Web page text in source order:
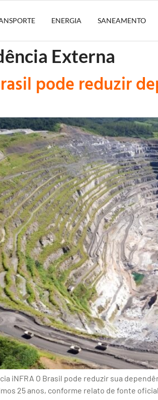
ENERGIA SANEAMENTO
Externa
pode reduzir
iNFRA O Brasil pode reduzir sua
25 anos, conforme relato de fonte